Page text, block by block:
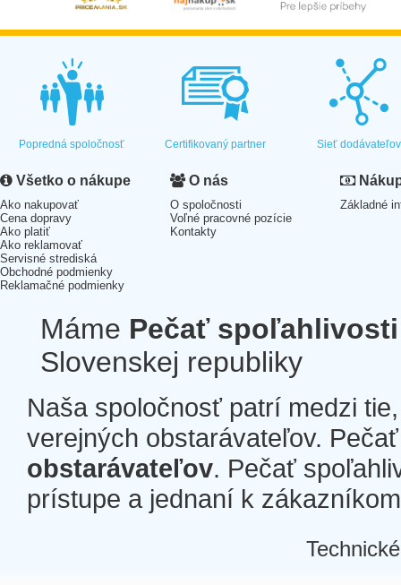
Popredná spoločnosť Certifikovaný partner Sieť dodávateľov
Všetko o nákupe
Ako nakupovať
Cena dopravy
Ako platiť
Ako reklamovať
Servisné strediská
Obchodné podmienky
Reklamačné podmienky
O nás
O spoločnosti
Voľné pracovné pozície
Kontakty
Základné
Máme Pečať spoľahlivosti
Slovenskej republiky
Naša spoločnosť patrí medzi
verejných obstarávateľov.
obstarávateľov. Pečať
prístupe a jednaní k